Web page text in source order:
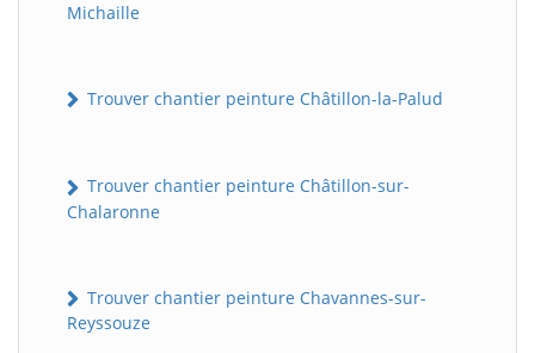
Michaille
Trouver chantier peinture Châtillon-la-Palud
Trouver chantier peinture Châtillon-sur-
Chalaronne
Trouver chantier peinture Chavannes-sur-
Reyssouze